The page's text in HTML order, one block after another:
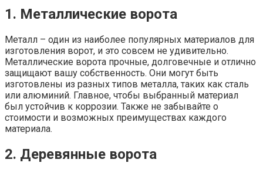
1. Металлические ворота
Металл – один из наиболее популярных материалов для
изготовления ворот, и это совсем не удивительно.
Металлические ворота прочные, долговечные и отлично
защищают вашу собственность. Они могут быть
изготовлены из разных типов металла, таких как сталь
или алюминий. Главное, чтобы выбранный материал
был устойчив к коррозии. Также не забывайте о
стоимости и возможных преимуществах каждого
материала.
2. Деревянные ворота